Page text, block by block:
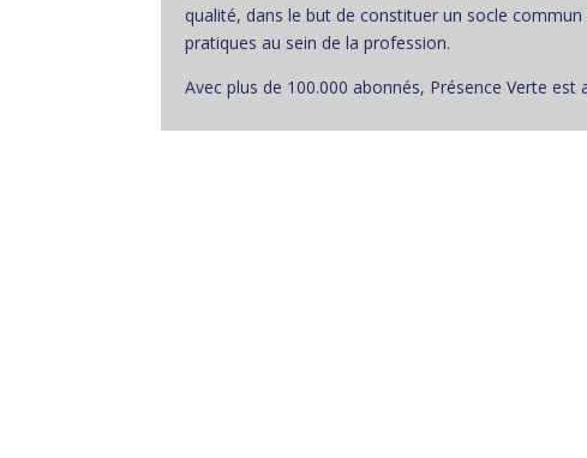
qualité, dans le but de constituer un socle
pratiques au sein de la profession.
Avec plus de 100.000 abonnés, Présence Verte est